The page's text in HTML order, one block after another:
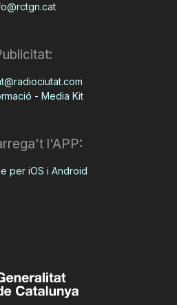
- Media Kit
l'APP:
per iOS i Android